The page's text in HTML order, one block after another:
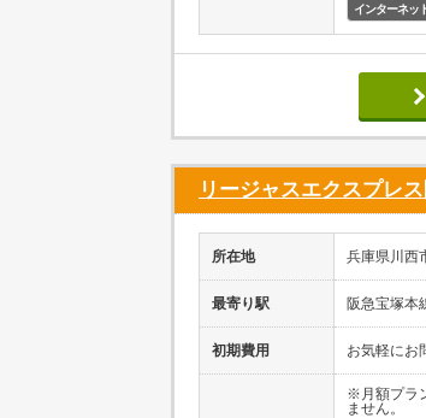
インターネッ
リージャスエクスプレ
所在地 兵庫県川西
最寄り駅 阪急宝塚本
初期費用 お気軽にお
※月額プラ
ません。